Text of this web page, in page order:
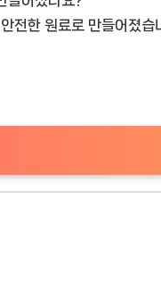
전한 원료로 만들어졌습